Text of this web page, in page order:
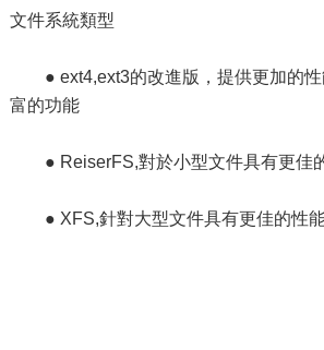
文件系統類型
● ext4,ext3的改進版，提供更加的性
富的功能
● ReiserFS,對於小型文件具有更佳
● XFS,針對大型文件具有更佳的性